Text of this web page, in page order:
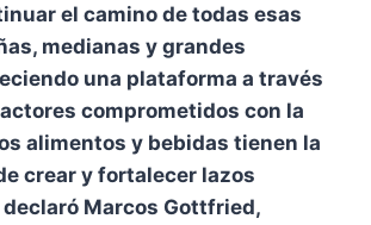
el camino de todas esas
medianas y grandes
una plataforma a través
comprometidos con la
alimentos y bebidas tienen la
crear y fortalecer lazos
declaró Marcos Gottfried,